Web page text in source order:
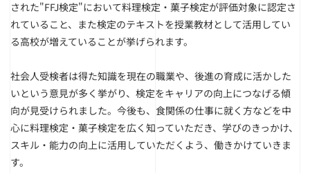
された"FFJ検定"において料理検定・菓子検定が評価対象に認定さ
れていること、また検定のテキストを授業教材として活用してい
る高校が増えていることが挙げられます。
社会人受検者は得た知識を現在の職業や、後進の育成に活かした
いという意見が多く挙がり、検定をキャリアの向上につなげる傾
向が見受けられました。今後も、食関係の仕事に就く方などを中
心に料理検定・菓子検定を広く知っていただき、学びのきっかけ、
スキル・能力の向上に活用していただくよう、働きかけていきま
す。